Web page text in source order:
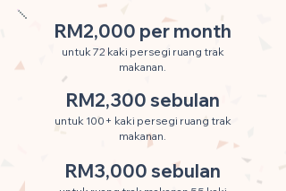
RM2,000 per month
untuk 72 kaki persegi ruang trak
makanan.
RM2,300 sebulan
untuk 100+ kaki persegi ruang trak
makanan.
RM3,000 sebulan